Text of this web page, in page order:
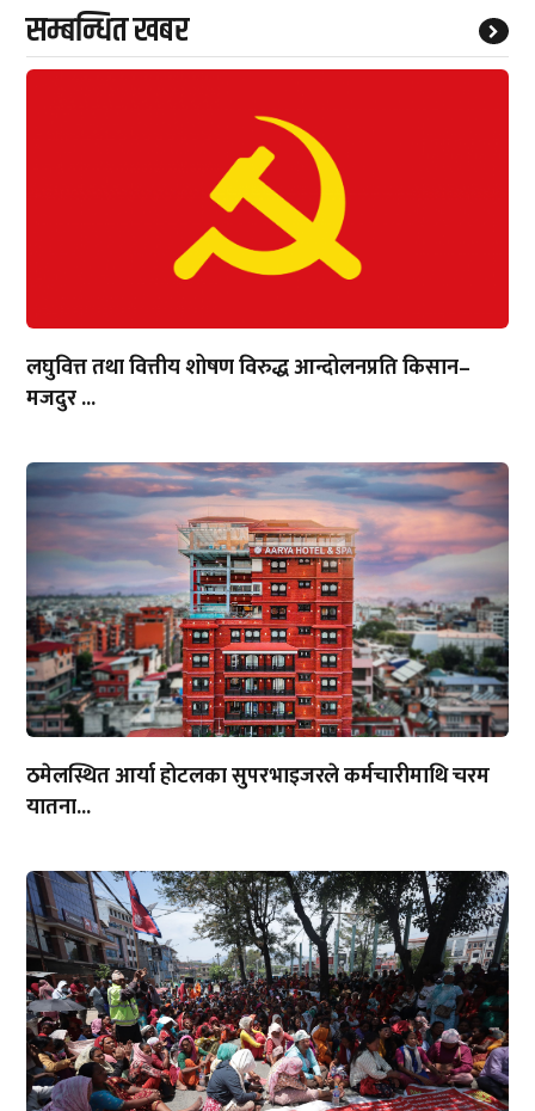
सम्बन्धित खबर
लघुवित्त तथा वित्तीय शोषण विरुद्ध आन्दोलनप्रति किसान–
मजदुर ...
ठमेलस्थित आर्या होटलका सुपरभाइजरले कर्मचारीमाथि चरम
यातना...